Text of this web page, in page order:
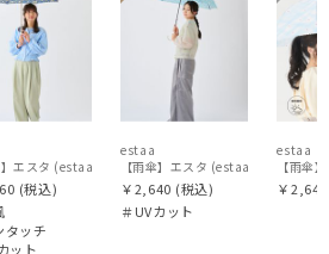
ネビュラ 晴雨兼用 UV対応 【雨傘】エスタ (estaa) スモールガーデン 耐風傘
(税込)
タッチ
ット
estaa
【雨傘】エスタ
￥2,640 (税込)
＃UVカット
estaa
￥2,640